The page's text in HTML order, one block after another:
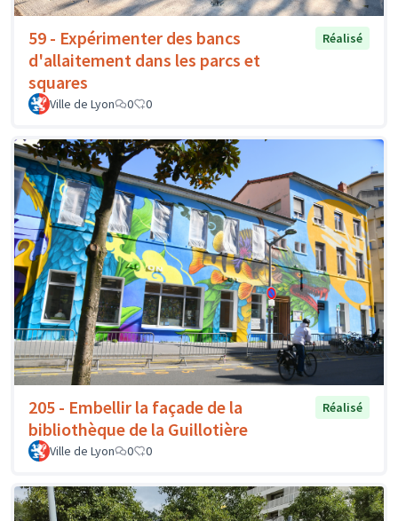
59 - Expérimenter des bancs
d'allaitement dans les parcs et
squares
Réalisé
Ville de Lyon 0 0
205 - Embellir la façade de la
bibliothèque de la Guillotière
Réalisé
Ville de Lyon 0 0